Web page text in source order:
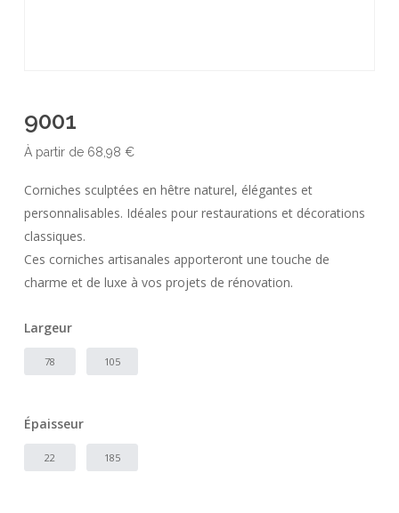
9001
À partir de 68,98 €
Corniches sculptées en hêtre naturel, élégantes et
personnalisables. Idéales pour restaurations et décorations
classiques.
Ces corniches artisanales apporteront une touche de
charme et de luxe à vos projets de rénovation.
Largeur
78 105
Épaisseur
22 185